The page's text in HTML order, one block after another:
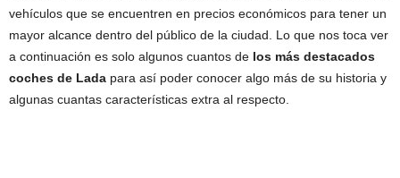
vehículos que se encuentren en precios económicos para tener un
mayor alcance dentro del público de la ciudad. Lo que nos toca ver
a continuación es solo algunos cuantos de los más destacados
coches de Lada para así poder conocer algo más de su historia y
algunas cuantas características extra al respecto.